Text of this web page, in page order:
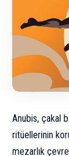
Anubis, çakal
ritüellerinin
mezarlık